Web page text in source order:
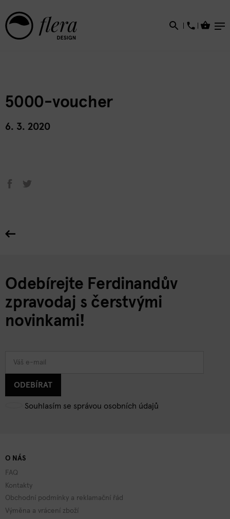
5000-voucher
6. 3. 2020
Odebírejte Ferdinandův
zpravodaj s čerstvými
novinkami!
ODEBÍRAT
Souhlasím se správou osobních údajů
O NÁS
FAQ
Kontakty
Obchodní podmínky a reklamační řád
Výměna a vrácení zboží